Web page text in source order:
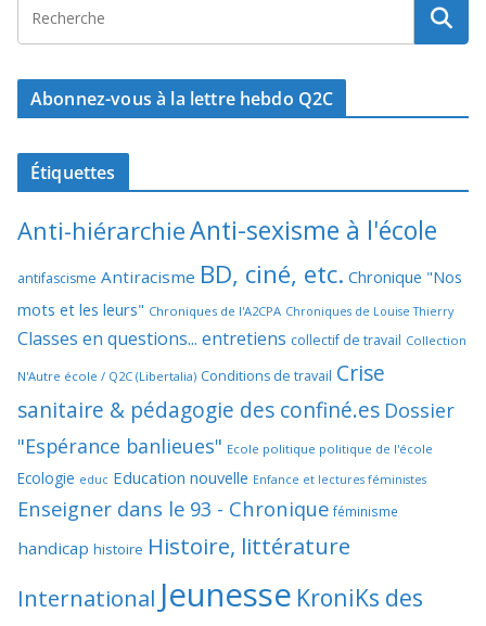
Abonnez-vous à la lettre hebdo Q2C
Étiquettes
Anti-hiérarchieAnti-sexisme à l'école
antifascisme Antiracisme BD, ciné, etc. Chronique "Nos
mots et les leurs" Chroniques de l'A2CPA Chroniques de Louise Thierry
Classes en questions... entretiens collectif de travail Collection
N'Autre école / Q2C (Libertalia) Conditions de travail Crise
sanitaire & pédagogie des confiné.es Dossier
"Espérance banlieues" Ecole politique politique de l'école
Ecologie educ Education nouvelle Enfance et lectures féministes
Enseigner dans le 93 - Chronique féminisme
handicap histoire Histoire, littérature
International Jeunesse KroniKs des